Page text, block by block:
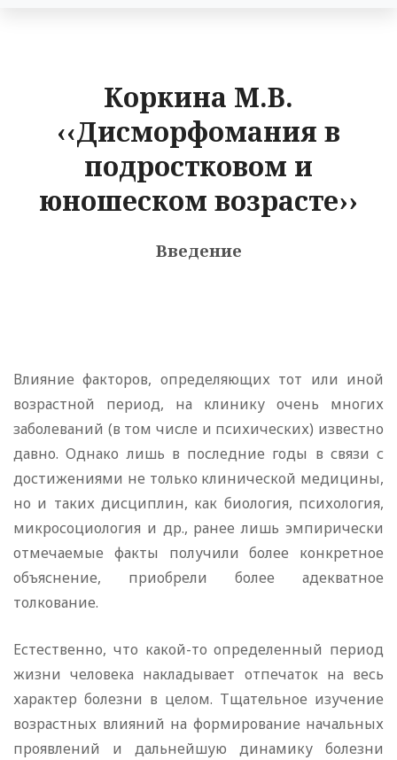
Коркина М.В.
‹‹Дисморфомания в
подростковом и
юношеском возрасте››
Введение
Влияние факторов, определяющих тот или иной
возрастной период, на клинику очень многих
заболеваний (в том числе и психических) известно
давно. Однако лишь в последние годы в связи с
достижениями не только клинической медицины,
но и таких дисциплин, как биология, психология,
микросоциология и др., ранее лишь эмпирически
отмечаемые факты получили более конкретное
объяснение, приобрели более адекватное
толкование.
Естественно, что какой-то определенный период
жизни человека накладывает отпечаток на весь
характер болезни в целом. Тщательное изучение
возрастных влияний на формирование начальных
проявлений и дальнейшую динамику болезни